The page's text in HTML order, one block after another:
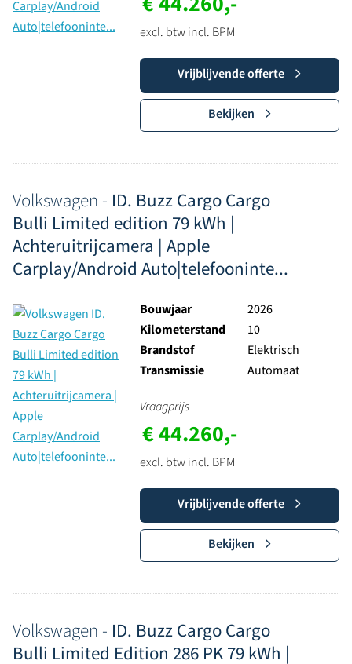
excl. btw incl. BPM
Vrijblijvende offerte
Bekijken
Volkswagen - ID. Buzz Cargo Cargo
Bulli Limited edition 79 kWh |
Achteruitrijcamera | Apple
Carplay/Android Auto|telefooninte...
Bouwjaar
2026
Kilometerstand
10
Brandstof
Elektrisch
Transmissie
Automaat
Vraagprijs
€ 44.260,-
excl. btw incl. BPM
Vrijblijvende offerte
Bekijken
Volkswagen - ID. Buzz Cargo Cargo
Bulli Limited Edition 286 PK 79 kWh |